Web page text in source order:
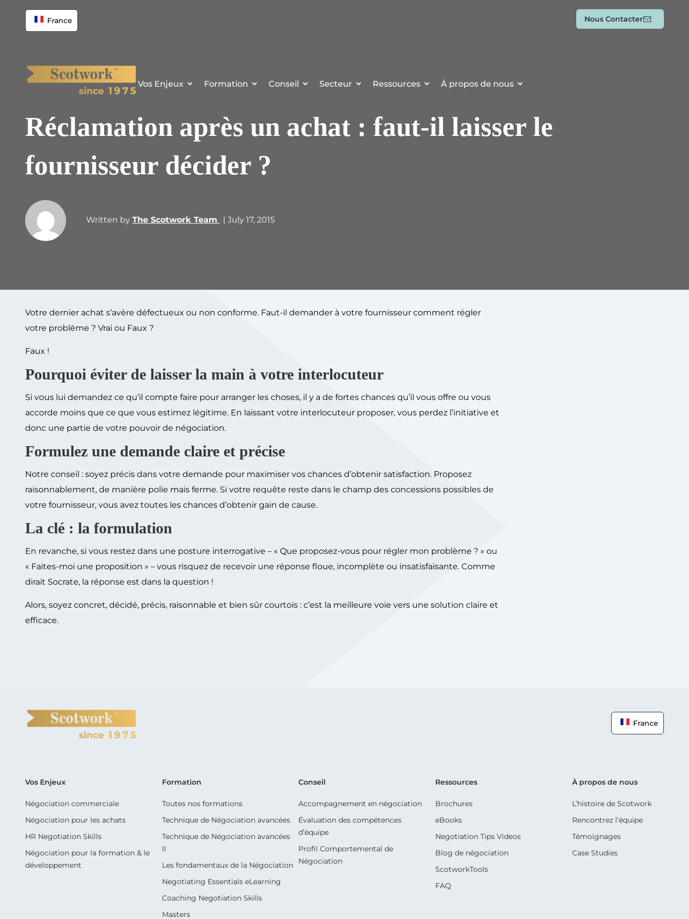
France Nous Contacter
Vos Enjeux Formation Conseil Secteur Ressources À propos de nous
Réclamation après un achat : faut-il laisser le
fournisseur décider ?
Written by The Scotwork Team | July 17, 2015
Votre dernier achat s’avère défectueux ou non conforme. Faut-il demander à votre fournisseur comment régler
votre problème ? Vrai ou Faux ?
Faux !
Pourquoi éviter de laisser la main à votre interlocuteur
Si vous lui demandez ce qu’il compte faire pour arranger les choses, il y a de fortes chances qu’il vous offre ou vous
accorde moins que ce que vous estimez légitime. En laissant votre interlocuteur proposer, vous perdez l’initiative et
donc une partie de votre pouvoir de négociation.
Formulez une demande claire et précise
Notre conseil : soyez précis dans votre demande pour maximiser vos chances d’obtenir satisfaction. Proposez
raisonnablement, de manière polie mais ferme. Si votre requête reste dans le champ des concessions possibles de
votre fournisseur, vous avez toutes les chances d’obtenir gain de cause.
La clé : la formulation
En revanche, si vous restez dans une posture interrogative – « Que proposez-vous pour régler mon problème ? » ou
« Faites-moi une proposition » – vous risquez de recevoir une réponse floue, incomplète ou insatisfaisante. Comme
dirait Socrate, la réponse est dans la question !
Alors, soyez concret, décidé, précis, raisonnable et bien sûr courtois : c’est la meilleure voie vers une solution claire et
efficace.
France
Vos Enjeux
Négociation commerciale
Négociation pour les achats
HR Negotiation Skills
Négociation pour la formation & le
développement
Formation
Toutes nos formations
Technique de Négociation avancées
Technique de Négociation avancées
II
Les fondamentaux de la Négociation
Negotiating Essentials eLearning
Coaching Negotiation Skills
Masters
Conseil
Accompagnement en négociation
Évaluation des compétences
d’équipe
Profil Comportemental de
Négociation
Ressources
Brochures
eBooks
Negotiation Tips Videos
Blog de négociation
ScotworkTools
FAQ
À propos de nous
L’histoire de Scotwork
Rencontrez l’équipe
Témoignages
Case Studies